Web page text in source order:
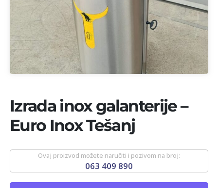
Izrada inox galanterije –
Euro Inox Tešanj
Ovaj proizvod možete naručiti i pozivom na broj:
063 409 890